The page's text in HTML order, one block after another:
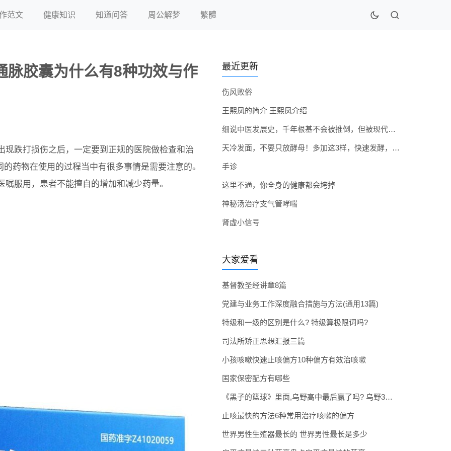
范文 健康知识 知道问答 周公解梦 繁體
脉胶囊为什么有8种功效与作
跌打损伤之后，一定要到正规的医院做检查和治
药物在使用的过程当中有很多事情是需要注意的。
服用，患者不能擅自的增加和减少药量。
最近更新
伤风败俗
王熙凤的简介 王熙凤介绍
细说中医发展史，千年根基不会被推倒，但被现代医疗模式堵住出路
天冷发面，不要只放酵母！多加这3样，快速发酵，蓬松香软弹性十足
手诊
这里不通，你全身的健康都会垮掉
神秘汤治疗支气管哮喘
肾虚小信号
大家爱看
基督教圣经讲章8篇
党建与业务工作深度融合措施与方法(通用13篇)
特级和一级的区别是什么? 特级算极限词吗?
司法所矫正思想汇报三篇
小孩咳嗽快速止咳偏方10种偏方有效治咳嗽
国家保密配方有哪些
《黑子的篮球》里面,乌野高中最后赢了吗? 乌野3年拿到全国冠军了吗
止咳最快的方法6种常用治疗咳嗽的偏方
世界男性生殖器最长的 世界男性最长是多少